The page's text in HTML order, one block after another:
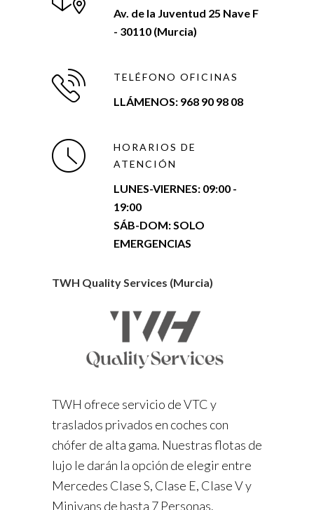
Av. de la Juventud 25 Nave F
- 30110 (Murcia)
TELÉFONO OFICINAS
LLÁMENOS: 968 90 98 08
HORARIOS DE
ATENCIÓN
LUNES-VIERNES: 09:00 -
19:00
SÁB-DOM: SOLO
EMERGENCIAS
TWH Quality Services (Murcia)
TWH ofrece servicio de VTC y
traslados privados en coches con
chófer de alta gama. Nuestras flotas de
lujo le darán la opción de elegir entre
Mercedes Clase S, Clase E, Clase V y
Minivans de hasta 7 Personas.